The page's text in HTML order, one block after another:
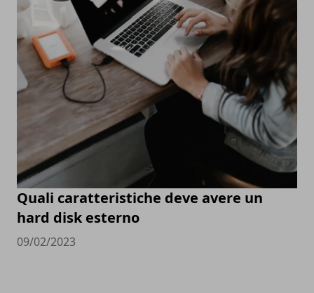
Quali caratteristiche deve avere un
hard disk esterno
09/02/2023